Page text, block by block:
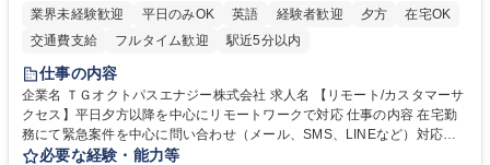
業界未経験歓迎
平日のみOK 英語 経験者歓迎 夕方
在宅OK
交通費支給
フルタイム歓迎 駅近5分以内
仕事の内容
企業名 ＴＧオクトパスエナジー株式会社 求人名 【リモート/カスタマーサ
クセス】平日夕方以降を中心にリモートワークで対応 仕事の内容 在宅勤
務にて緊急案件を中心に問い合わせ（メール、SMS、LINEなど）対応、
契約開始手続き処理などを行なっていただきます。カスタマーサクセス
必要な経験・能力等